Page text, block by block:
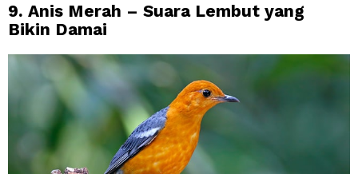
9. Anis Merah – Suara Lembut yang
Bikin Damai